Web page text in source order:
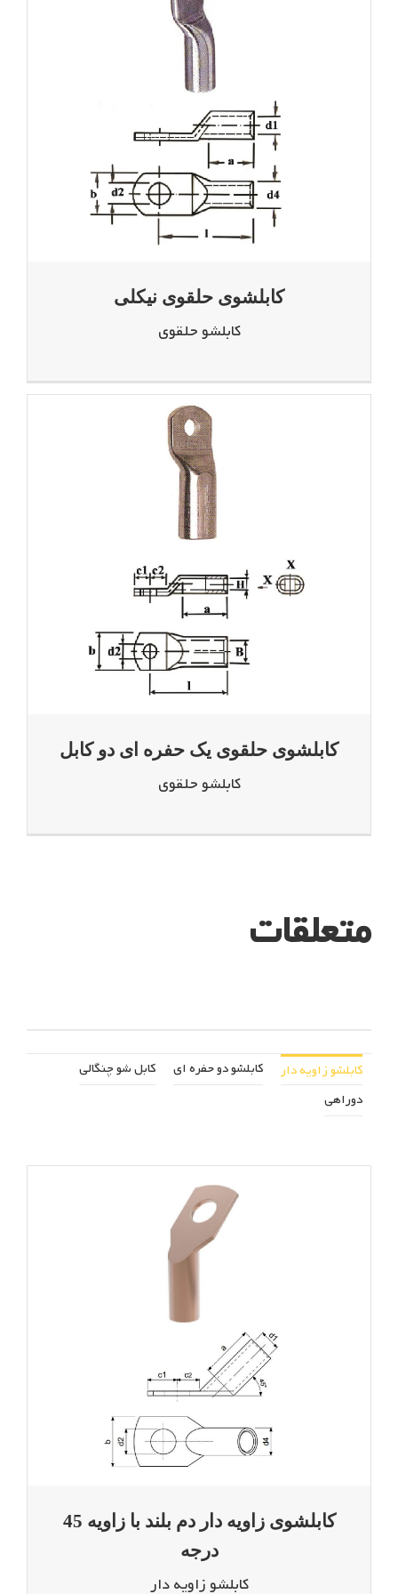
کابلشوی حلقوی نیکلی
کابلشو حلقوی
کابلشوی حلقوی یک حفره ای دو کابل
کابلشو حلقوی
متعلقات
کابلشو زاویه دار کابلشو دو حفره ای
کابل شو چنگالی
دوراهی
کابلشوی زاویه دار دم بلند با زاویه 45
درجه
کابلشو زاویه دار